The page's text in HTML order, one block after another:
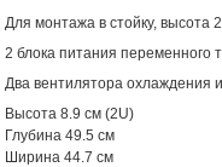
Для монтажа в стойку, высота
2 блока питания переменного
Два вентилятора охлаждения
Высота 8.9 см (2U)
Глубина 49.5 см
Ширина 44.7 см